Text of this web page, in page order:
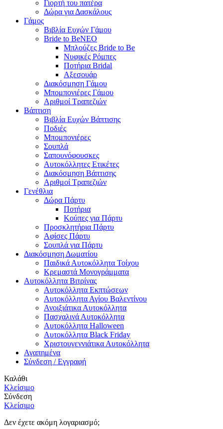
Γιορτή του πατέρα
Δώρα για Δασκάλους
Γάμος
Βιβλία Ευχών Γάμου
Bride to BeNEO
Μπλούζες Bride to Be
Νυφικές Ρόμπες
Ποτήρια Bridal
Αξεσουάρ
Διακόσμηση Γάμου
Μπομπονιέρες Γάμου
Αριθμοί Τραπεζιών
Βάπτιση
Βιβλία Ευχών Βάπτισης
Ποδιές
Μπομπονιέρες
Σουπλά
Σαπουνόφουσκες
Αυτοκόλλητες Ετικέτες
Διακόσμηση Βάπτισης
Αριθμοί Τραπεζιών
Γενέθλια
Δώρα Πάρτυ
Ποτήρια
Κούπες για Πάρτυ
Προσκλητήρια Πάρτυ
Αφίσες Πάρτυ
Σουπλά για Πάρτυ
Διακόσμηση Δωματίου
Παιδικά Αυτοκόλλητα Τοίχου
Κρεμαστά Μονογράμματα
Αυτοκόλλητα Βιτρίνας
Αυτοκόλλητα Εκπτώσεων
Αυτοκόλλητα Αγίου Βαλεντίνου
Ανοιξιάτικα Αυτοκόλλητα
Πασχαλινά Αυτοκόλλητα
Αυτοκόλλητα Halloween
Αυτοκόλλητα Black Friday
Χριστουγεννιάτικα Αυτοκόλλητα
Αγαπημένα
Σύνδεση / Εγγραφή
Καλάθι
Κλείσιμο
Σύνδεση
Κλείσιμο
Δεν έχετε ακόμη λογαριασμό;